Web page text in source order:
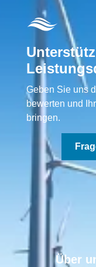
Geben Sie uns
bewerten und
bringen.
Über